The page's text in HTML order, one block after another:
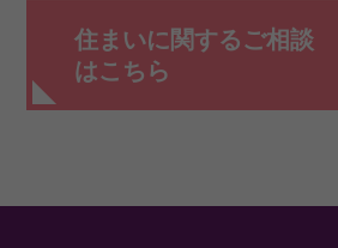
住まいに関するご相談
はこちら